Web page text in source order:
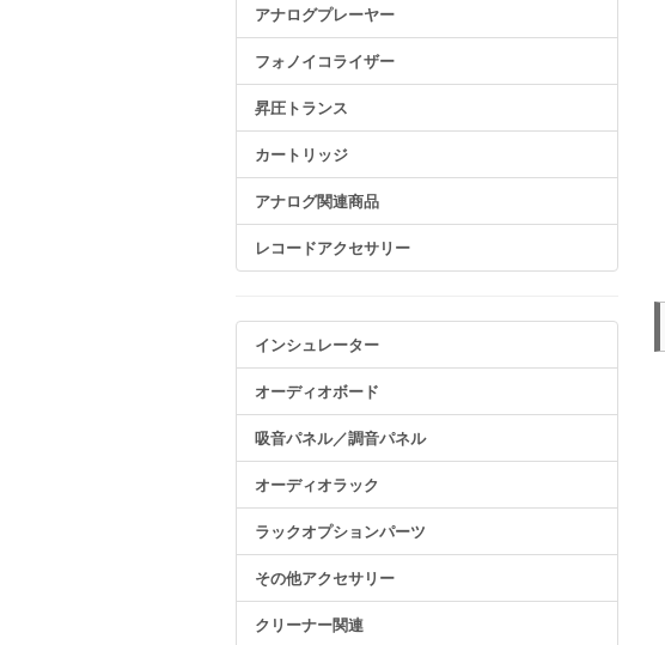
アナログプレーヤー
フォノイコライザー
昇圧トランス
カートリッジ
アナログ関連商品
レコードアクセサリー
インシュレーター
オーディオボード
吸音パネル／調音パネル
オーディオラック
ラックオプションパーツ
その他アクセサリー
クリーナー関連